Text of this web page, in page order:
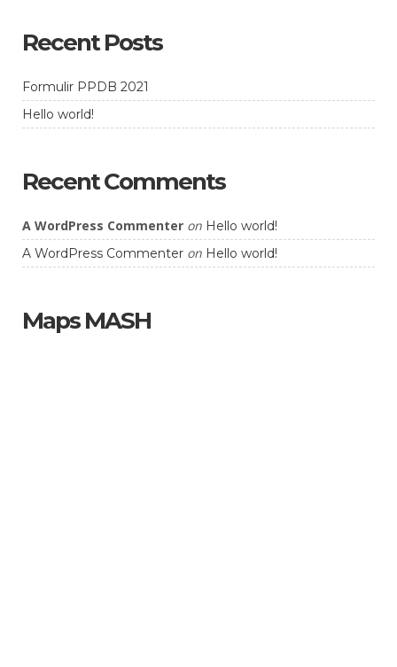
Recent Posts
Formulir PPDB 2021
Hello world!
Recent Comments
A WordPress Commenter on Hello world!
A WordPress Commenter on Hello world!
Maps MASH